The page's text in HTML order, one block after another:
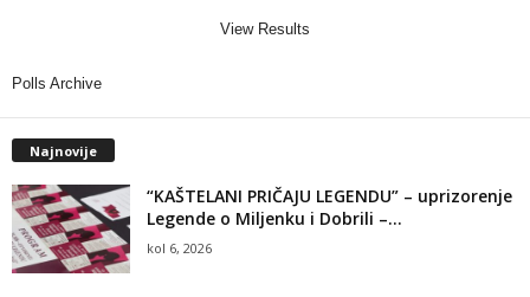
View Results
Polls Archive
Najnovije
“KAŠTELANI PRIČAJU LEGENDU” – uprizorenje
Legende o Miljenku i Dobrili –...
kol 6, 2026